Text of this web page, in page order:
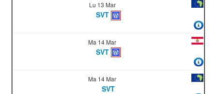
Lu 13 Mar
SVT
Ma 14 Mar
SVT
Ma 14 Mar
SVT